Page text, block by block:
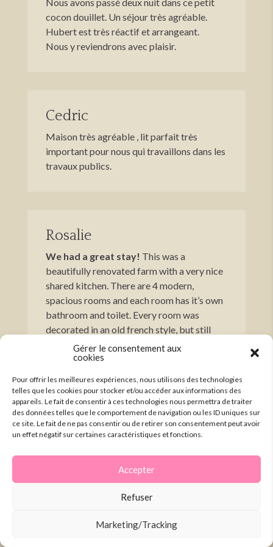
Gérer le consentement aux
cookies
Pour offrir les meilleures expériences, nous utilisons des technologies
telles que les cookies pour stocker et/ou accéder aux informations des
appareils. Le fait de consentir à ces technologies nous permettra de traiter
des données telles que le comportement de navigation ou les ID uniques sur
ce site. Le fait de ne pas consentir ou de retirer son consentement peut avoir
un effet négatif sur certaines caractéristiques et fonctions.
Accepter
Refuser
Marketing/Tracking
cocon douillet. Un séjour très agréable.
Hubert est très réactif et arrangeant.
Nous y reviendrons avec plaisir.
Cedric
Maison très agréable , lit parfait très
important pour nous qui travaillons dans les
travaux publics.
Rosalie
We had a great stay! This was a
beautifully renovated farm with a very nice
shared kitchen. There are 4 modern,
spacious rooms and each room has it’s own
bathroom and toilet. Every room was
decorated in an old french style, but still
very modern and cozy. The owner was kind
enough to show us every room. The
summer! You can visit the small village
Clamency by car (5-minute drive) and from
the house you have a nice view over the
village. If you want to stay in this area, this is